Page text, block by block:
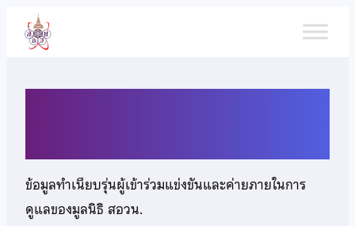
เนื้อหา
ข้อมูลทำเนียบรุ่นผู้เข้าร่วมแข่งขันและค่ายภายในการ
ดูแลของมูลนิธิ สอวน.